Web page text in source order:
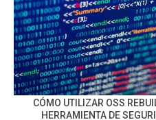
CÓMO UTILIZAR OSS
HERRAMIENTA DE